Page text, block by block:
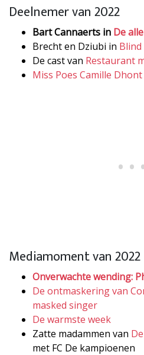
Deelnemer van 2022
Bart Cannaerts in De
Brecht en Dziubi in
De cast van Restaurant
Miss Poes Camille
Mediamoment van 2022
Onverwachte wending:
De ontmaskering van
masked singer
De warmste week
Zatte madammen van
met FC De kampioenen